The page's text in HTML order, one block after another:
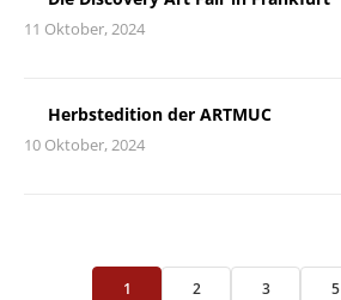
11 Oktober, 2024
Herbstedition der ARTMUC
10 Oktober, 2024
1 2 3 5